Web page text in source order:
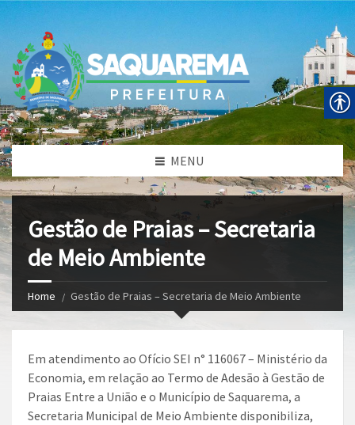
MENU
Gestão de Praias – Secretaria
de Meio Ambiente
Home Gestão de Praias – Secretaria de Meio Ambiente
Em atendimento ao Ofício SEI n° 116067 – Ministério da
Economia, em relação ao Termo de Adesão à Gestão de
Praias Entre a União e o Município de Saquarema, a
Secretaria Municipal de Meio Ambiente disponibiliza,